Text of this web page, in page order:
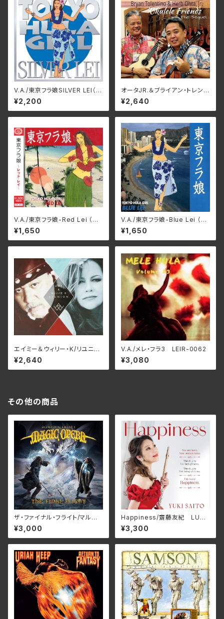
V.A./東京フラ娘SILVER LEI（銀
盤） LEIR-3003
¥2,200
オータJR.＆ブライアン・トレンテ
ィーノ/ウクレレ・フレンズ LEI
R-0129
¥2,640
V.A./東京フラ娘-Red Lei （赤
盤） LEIR-3001
¥1,650
V.A./東京フラ娘-Blue Lei （青
盤） LEIR-3002
¥1,650
エイミー＆ウィリー・K/リユニオ
ン LEIR-0125
¥2,640
V.A./メレ・フラ3 LEIR-0062
¥3,080
その他の商品
ザ・ファイナル・フライト/マルコ・
ガラウズ・マジック・オペラ RB
NCD-1472(仕様:CD)
¥3,000
Happiness/齋藤友紀 LUCE
-1104(仕様:CD)
¥3,300